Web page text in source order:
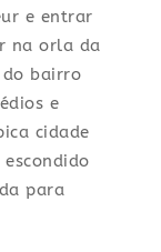
e entrar
na orla da
do bairro
e
cidade
para